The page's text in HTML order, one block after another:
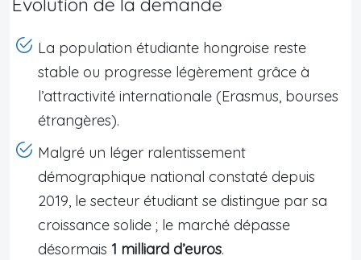
La population étudiante hongroise reste
stable ou progresse légèrement grâce à
l’attractivité internationale (Erasmus, bourses
étrangères).
Malgré un léger ralentissement
démographique national constaté depuis
2019, le secteur étudiant se distingue par sa
croissance solide ; le marché dépasse
désormais 1 milliard d’euros.